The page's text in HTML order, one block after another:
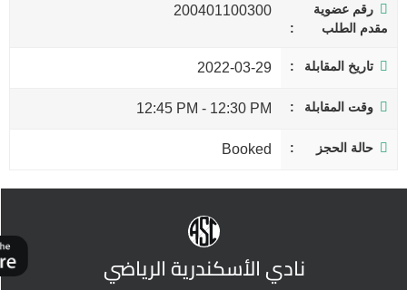
رقم عضوية
مقدم الطلب
200401100300
تاريخ المقابلة 2022-03-29
وقت المقابلة 12:30 PM
-
12:45 PM
حالة الحجز Booked
نادي الأسكندرية الرياضي